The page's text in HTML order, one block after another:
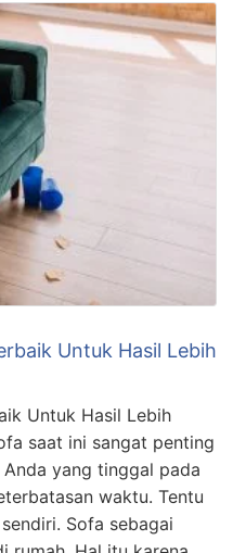
Untuk Hasil Lebih
Untuk Hasil Lebih
saat ini sangat penting
yang tinggal pada
waktu. Tentu
Sofa sebagai